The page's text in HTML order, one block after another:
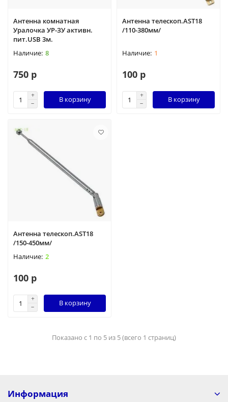
Антенна комнатная
Уралочка УР-ЗУ активн.
пит.USB 3м.
8
750 р
В корзину
Антенна телескоп.АSТ18
/110-380мм/
1
100 р
В корзину
Антенна телескоп.АSТ18
/150-450мм/
2
100 р
В корзину
Показано с 1 по 5 из 5 (всего 1 страниц)
Информация